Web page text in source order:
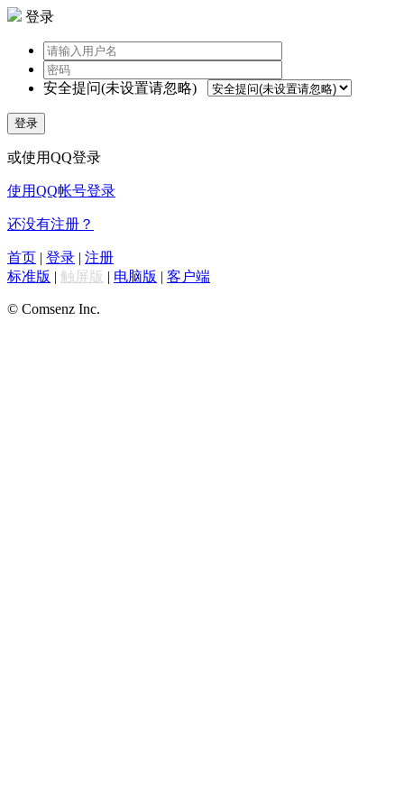
登录
安全提问(未设置请忽略)
登录
或使用QQ登录
使用QQ帐号登录
还没有注册？
首页 | 登录 | 注册
标准版 | 触屏版 | 电脑版 | 客户端
© Comsenz Inc.